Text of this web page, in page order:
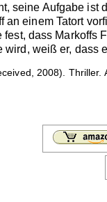
seine Aufgabe ist
an einem Tatort
dass Markoffs
weiß er, dass
2008). Thriller.